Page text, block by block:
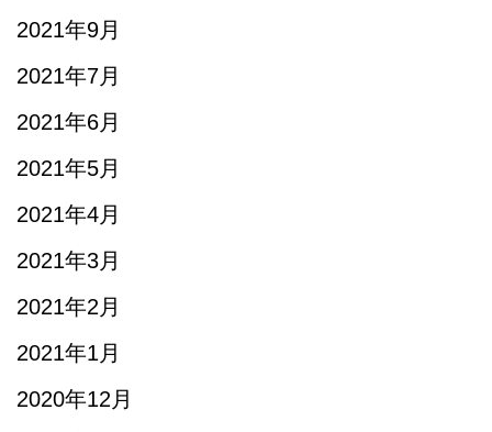
2021年9月
2021年7月
2021年6月
2021年5月
2021年4月
2021年3月
2021年2月
2021年1月
2020年12月